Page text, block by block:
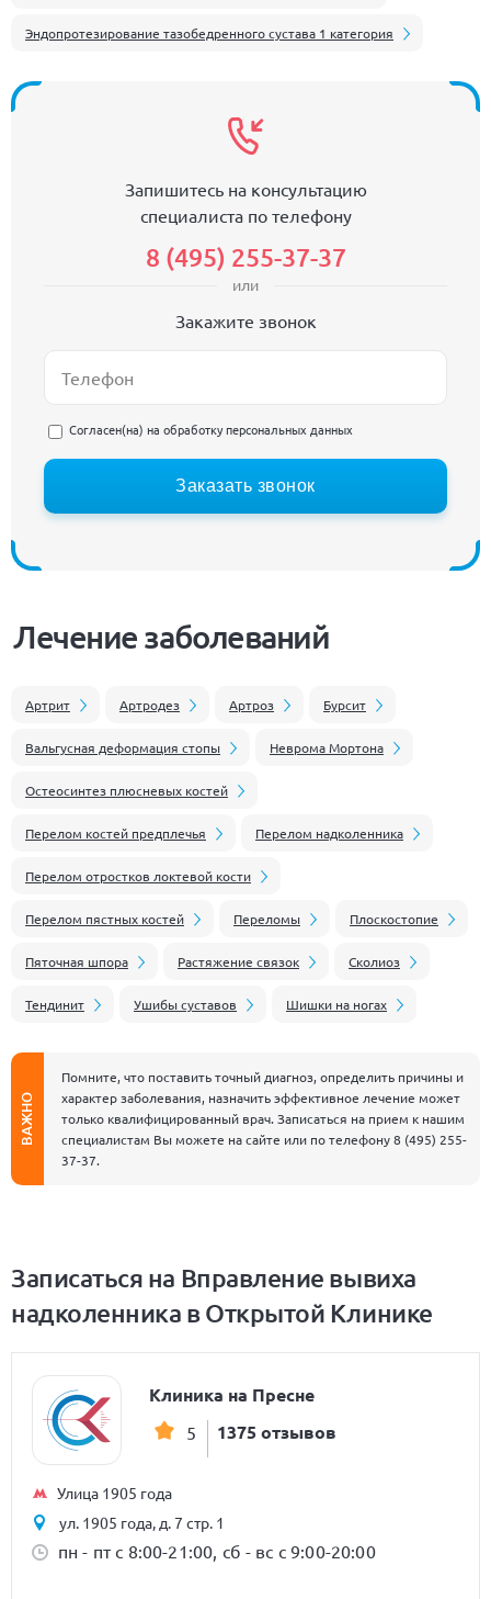
Эндопротезирование тазобедренного сустава 1 категория
Запишитесь на консультацию
специалиста по телефону
8 (495) 255-37-37
или
Закажите звонок
Согласен(на) на обработку персональных данных
Заказать звонок
Лечение заболеваний
Артрит Артродез Артроз Бурсит
Вальгусная деформация стопы Неврома Мортона
Остеосинтез плюсневых костей
Перелом костей предплечья Перелом надколенника
Перелом отростков локтевой кости
Перелом пястных костей Переломы Плоскостопие
Пяточная шпора Растяжение связок Сколиоз
Тендинит Ушибы суставов Шишки на ногах
ВАЖНО
Помните, что поставить точный диагноз, определить причины и
характер заболевания, назначить эффективное лечение может
только квалифицированный врач. Записаться на прием к нашим
специалистам Вы можете на сайте или по телефону8 (495) 255-
37-37.
Записаться на Вправление вывиха
надколенника в Открытой Клинике
Клиника на Пресне
5 1375 отзывов
Улица 1905 года
ул. 1905 года, д. 7 стр. 1
пн - пт с 8:00-21:00, сб - вс с 9:00-20:00